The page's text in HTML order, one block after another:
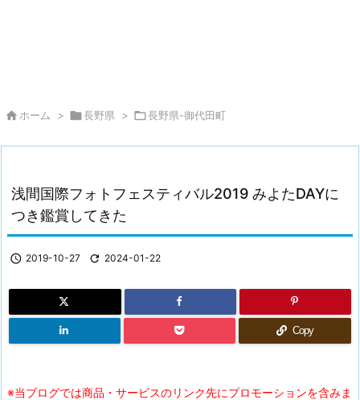
 ホーム > 長野県 > 長野県-御代田町
浅間国際フォトフェスティバル2019 みよたDAYに
つき鑑賞してきた
 2019-10-27  2024-01-22
Copy
※当ブログでは商品・サービスのリンク先にプロモーションを含みま